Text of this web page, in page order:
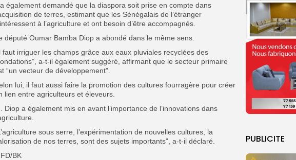
PUBLICITE
également demandé que la diaspora soit prise en compte dans
de terres, estimant que les Sénégalais de l’étranger
à l’agriculture et ont besoin d’être accompagnés.
député Oumar Bamba Diop a abondé dans le même sens.
faut irriguer les champs grâce aux eaux pluviales recyclées des
a-t-il également suggéré, affirmant que le secteur primaire
“un vecteur de développement”.
lui, il faut aussi faire la promotion des cultures fourragère pour créer
lien entre agriculteurs et éleveurs.
Diop a également mis en avant l’importance de l’innovations dans
sous serre, l’expérimentation de nouvelles cultures, la
de nos terres, sont des sujets importants”, a-t-il déclaré.
BK